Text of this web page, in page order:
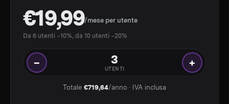
€19,99/mese per utente
Da 6 utenti −10%, da 10 utenti −20%
− 3
UTENTI
+
Totale €719,64/anno · IVA inclusa